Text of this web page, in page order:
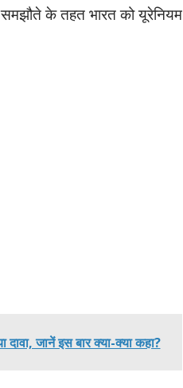
के तहत भारत को यूरेनियम
जानें इस बार क्या-क्या कहा?